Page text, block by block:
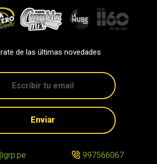
de las últimas novedades
Enviar
997566067